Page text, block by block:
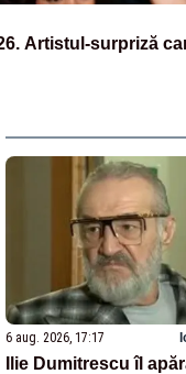
Artistul-surpriză
6 aug. 2026, 17:17
Ilie Dumitrescu îl